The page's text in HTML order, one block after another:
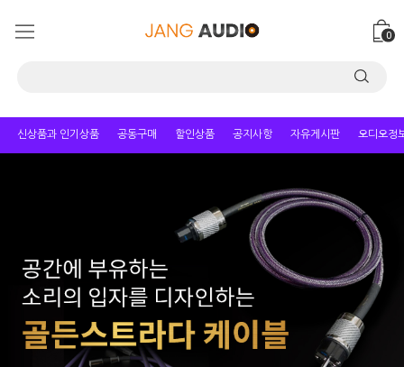
0
신상품과 인기상품 공동구매 할인상품 공지사항 자유게시판 오디오정